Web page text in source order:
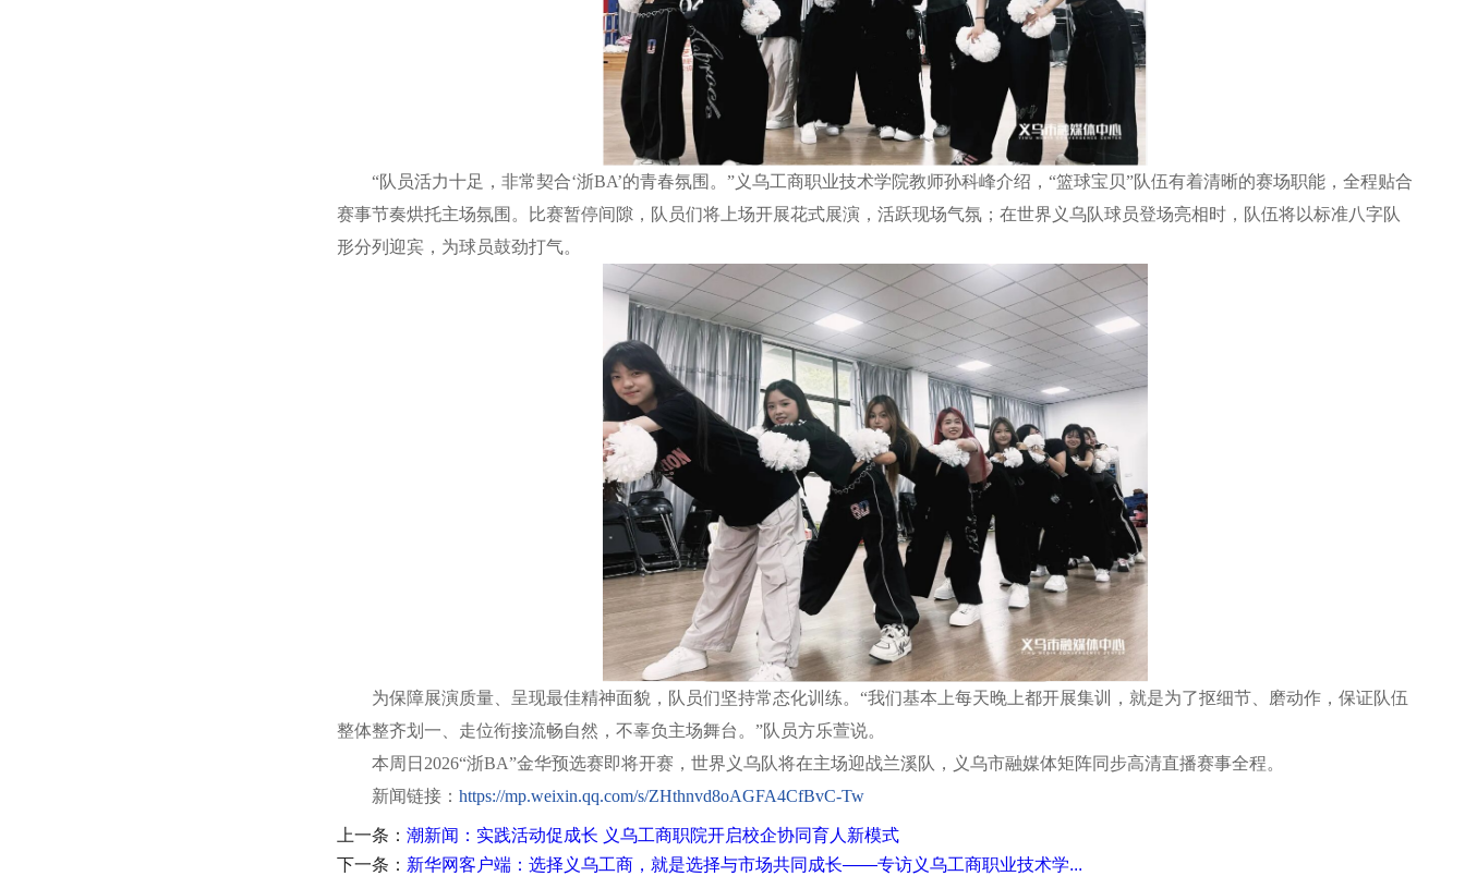
“队员活力十足，非常契合‘浙BA’的青春氛围。”义乌工商职业技术学院教师孙科峰介绍，“篮球宝贝”队伍有着清晰的赛场职能，全程贴合
赛事节奏烘托主场氛围。比赛暂停间隙，队员们将上场开展花式展演，活跃现场气氛；在世界义乌队球员登场亮相时，队伍将以标准八字队
形分列迎宾，为球员鼓劲打气。
为保障展演质量、呈现最佳精神面貌，队员们坚持常态化训练。“我们基本上每天晚上都开展集训，就是为了抠细节、磨动作，保证队伍
整体整齐划一、走位衔接流畅自然，不辜负主场舞台。”队员方乐萱说。
本周日2026“浙BA”金华预选赛即将开赛，世界义乌队将在主场迎战兰溪队，义乌市融媒体矩阵同步高清直播赛事全程。
新闻链接： https://mp.weixin.qq.com/s/ZHthnvd8oAGFA4CfBvC-Tw
上一条： 潮新闻：实践活动促成长 义乌工商职院开启校企协同育人新模式
下一条： 新华网客户端：选择义乌工商，就是选择与市场共同成长——专访义乌工商职业技术学...